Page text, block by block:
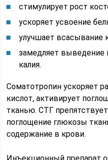
стимулирует рост
ускоряет усвоение
улучшает всасывание
замедляет выведение
калия.
Соматотропин ускоряет
кислот, активирует
тканью. СТГ препятствует
поглощение глюкозы
содержание в крови.